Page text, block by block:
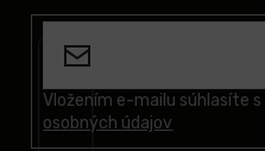
Vložením e-mailu súhlasíte s
osobných údajov